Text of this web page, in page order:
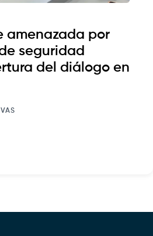
amenazada por
seguridad
del diálogo en